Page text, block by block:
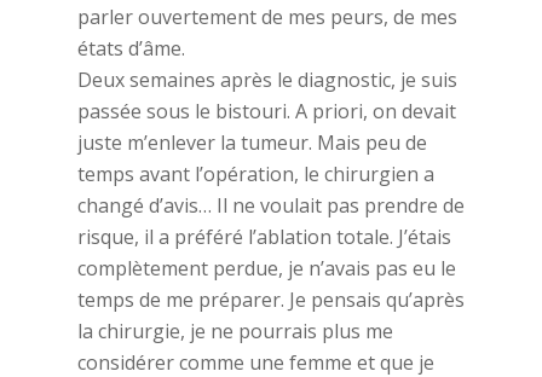
parler ouvertement de mes peurs, de mes
états d’âme.
Deux semaines après le diagnostic, je suis
passée sous le bistouri. A priori, on devait
juste m’enlever la tumeur. Mais peu de
temps avant l’opération, le chirurgien a
changé d’avis… Il ne voulait pas prendre de
risque, il a préféré l’ablation totale. J’étais
complètement perdue, je n’avais pas eu le
temps de me préparer. Je pensais qu’après
la chirurgie, je ne pourrais plus me
considérer comme une femme et que je